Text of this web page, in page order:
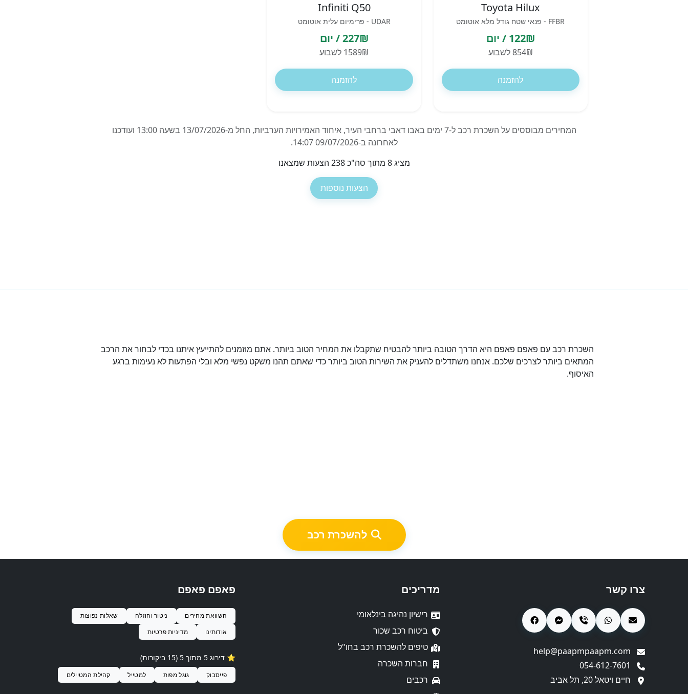
Toyota Hilux
FFBR - פנאי שטח גודל מלא אוטומט
122₪ / יום
854₪ לשבוע
להזמנה
Infiniti Q50
UDAR - פרימיום עלית אוטומט
227₪ / יום
1589₪ לשבוע
להזמנה
המחירים מבוססים על השכרת רכב ל-7 ימים באבו דאבי ברחבי העיר, איחוד האמירויות הערביות, החל מ-13/07/2026 בשעה 13:00 ועודכנו
לאחרונה ב-09/07/2026 14:07.
מציג 8 מתוך סה"כ 238 הצעות שמצאנו
הצעות נוספות
השכרת רכב עם פאפם פאפם היא הדרך הטובה ביותר להבטיח שתקבלו את המחיר הטוב ביותר. אתם מוזמנים להתייעץ איתנו בכדי לבחור את הרכב
המתאים ביותר לצרכים שלכם. אנחנו משתדלים להעניק את השירות הטוב ביותר כדי שאתם תהנו משקט נפשי מלא ובלי הפתעות לא נעימות ברגע
האיסוף.
להשכרת רכב
צרו קשר
חיים ויטאל 20, תל אביב
מדריכים
רישיון נהיגה בינלאומי
ביטוח רכב שכור
טיפים להשכרת רכב בחו"ל
חברות השכרה
רכבים
פאפם פאפם
השוואת מחירים ניטור והוזלה
שאלות נפוצות
אודותינו
מדיניות פרטיות
⭐️ דירוג 5 מתוך 5 (15 ביקורות)
פייסבוק גוגל מפות למטייל קהילת המטיילים